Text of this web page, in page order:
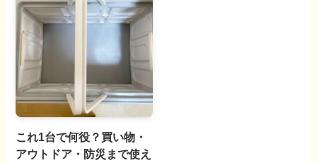
これ1台で何役？買い物・
アウトドア・防災まで使え